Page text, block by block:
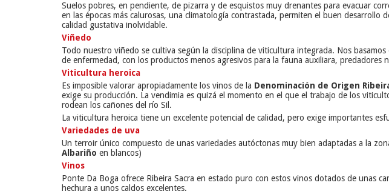
Suelos pobres, en pendiente, de pizarra y de esquistos muy drenantes para evacuar
en las épocas más calurosas, una climatología contrastada, permiten el buen
calidad gustativa inolvidable.
Viñedo
Todo nuestro viñedo se cultiva según la disciplina de viticultura integrada. Nos
de enfermedad, con los productos menos agresivos para la fauna auxiliara, predadores
Viticultura heroica
Es imposible valorar apropiadamente los vinos de la Denominación de Origen
exige su producción. La vendimia es quizá el momento en el que el trabajo de los
rodean los cañones del río Sil.
La viticultura heroica tiene un excelente potencial de calidad, pero exige importantes
Variedades de uva
Un terroir único compuesto de unas variedades autóctonas muy bien adaptadas a la
Albariño en blancos)
Vinos
Ponte Da Boga ofrece Ribeira Sacra en estado puro con estos vinos dotados de unas
hechura a unos caldos excelentes.